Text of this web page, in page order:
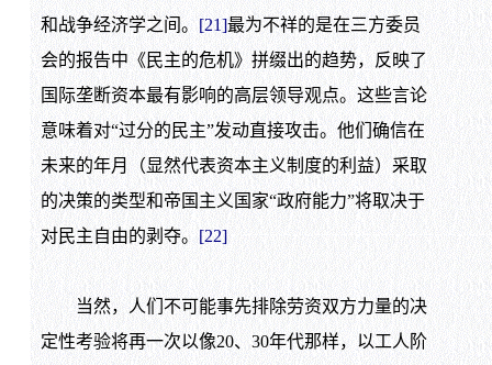
和战争经济学之间。 [21]最为不祥的是在三方委员
会的报告中《民主的危机》拼缀出的趋势，反映了
国际垄断资本最有影响的高层领导观点。这些言论
意味着对“过分的民主”发动直接攻击。他们确信在
未来的年月（显然代表资本主义制度的利益）采取
的决策的类型和帝国主义国家“政府能力”将取决于
对民主自由的剥夺。 [22]
当然，人们不可能事先排除劳资双方力量的决
定性考验将再一次以像20、 30年代那样，以工人阶